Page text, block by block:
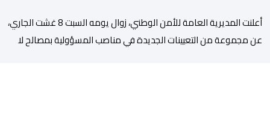
أعلنت المديرية العامة للأمن الوطني، زوال يومه السبت 8 غشت الجاري،
عن مجموعة من التعيينات الجديدة في مناصب المسؤولية بمصالح لا